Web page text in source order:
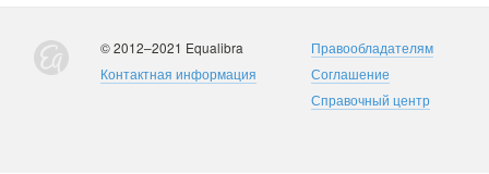
© 2012–2021 Equalibra
Контактная информация
Правообладателям
Соглашение
Справочный центр